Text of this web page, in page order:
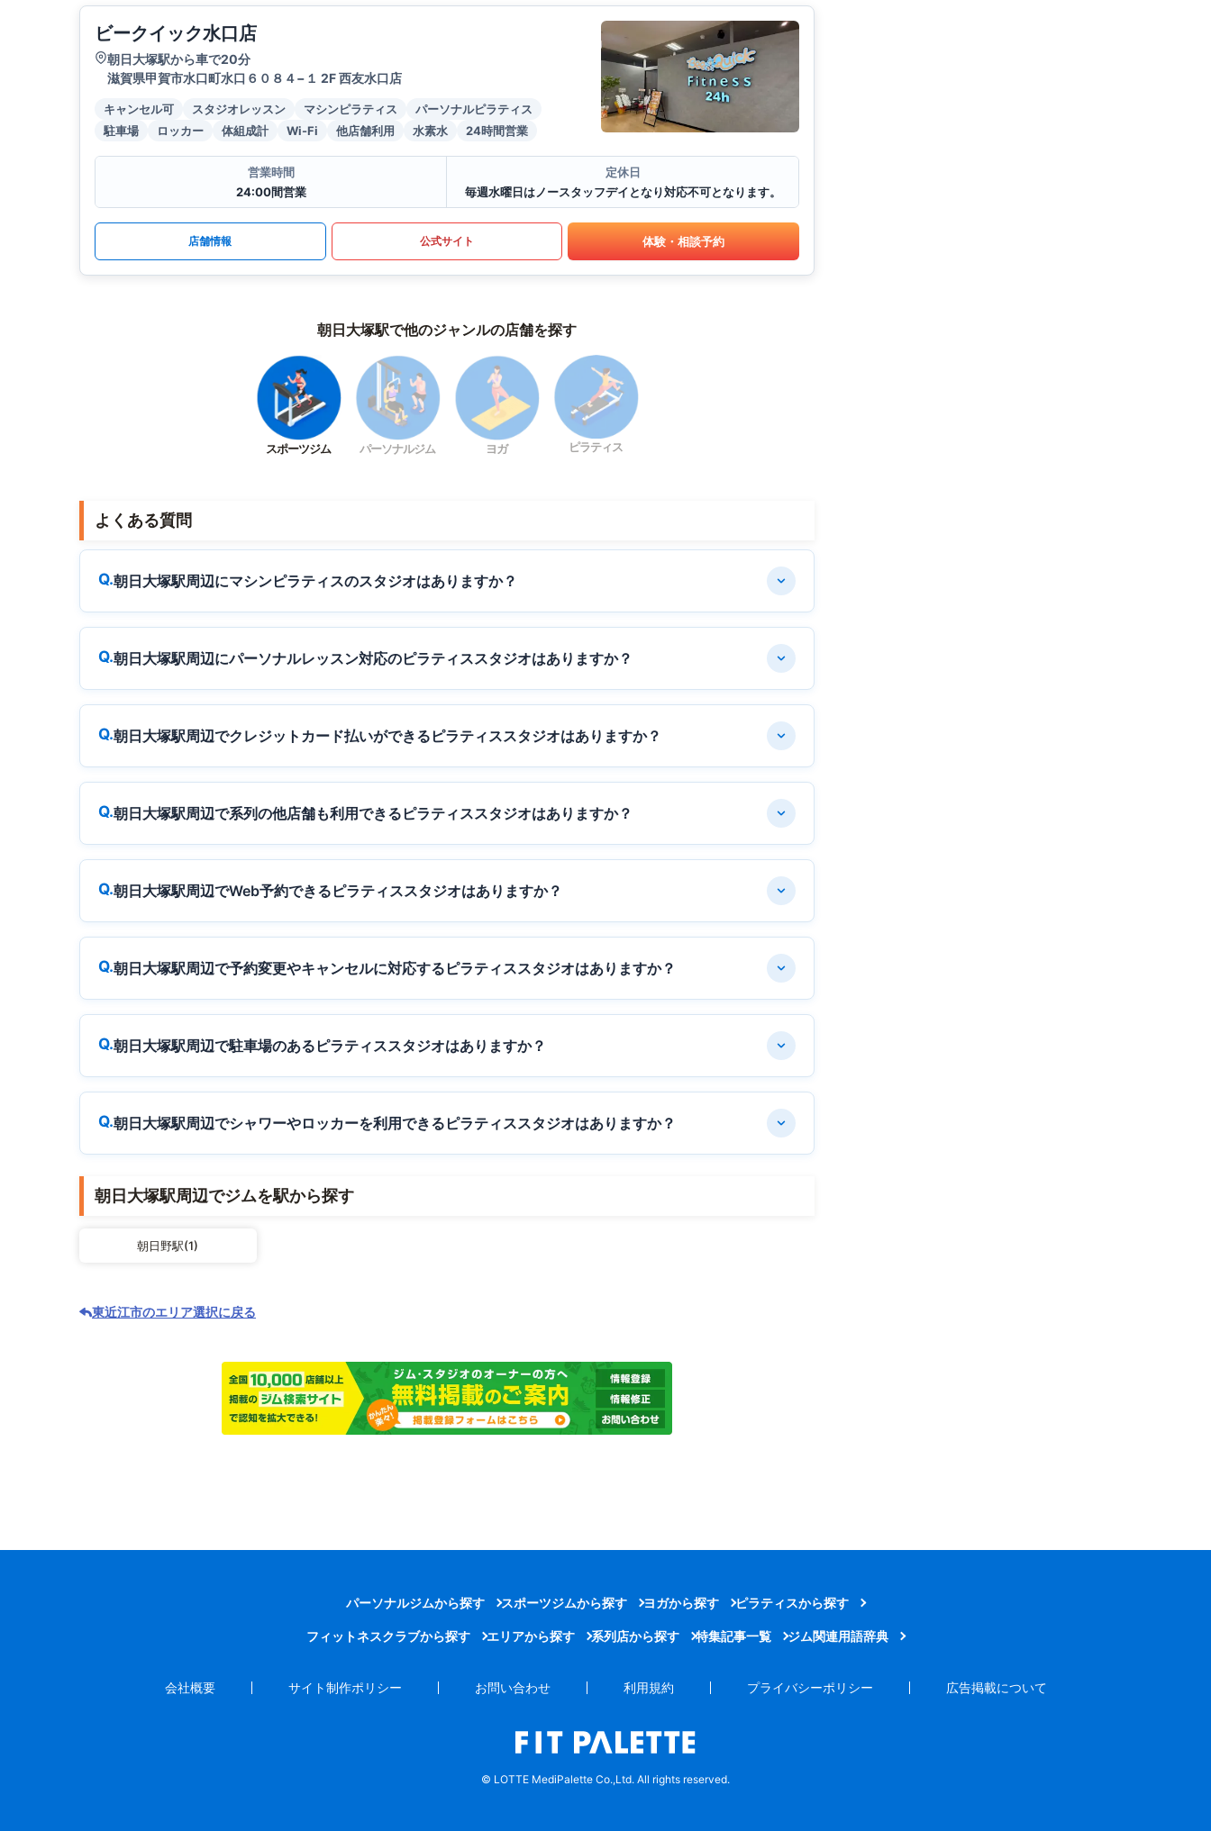
ビークイック水口店
朝日大塚駅から車で20分
滋賀県甲賀市水口町水口６０８４−１ 2F 西友水口店
キャンセル可 スタジオレッスン マシンピラティス
パーソナルピラティス
駐車場
ロッカー 体組成計 Wi-Fi 他店舗利用 水素水 24時間営業
営業時間
24:00間営業
定休日
毎週水曜日はノースタッフデイとなり対応不可となります。
店舗情報 公式サイト 体験・相談予約
朝日大塚駅で他のジャンルの店舗を探す
スポーツジム パーソナルジム ヨガ ピラティス
よくある質問
朝日大塚駅周辺にマシンピラティスのスタジオはありますか？
朝日大塚駅周辺にパーソナルレッスン対応のピラティススタジオはありますか？
朝日大塚駅周辺でクレジットカード払いができるピラティススタジオはありますか？
朝日大塚駅周辺で系列の他店舗も利用できるピラティススタジオはありますか？
朝日大塚駅周辺でWeb予約できるピラティススタジオはありますか？
朝日大塚駅周辺で予約変更やキャンセルに対応するピラティススタジオはありますか？
朝日大塚駅周辺で駐車場のあるピラティススタジオはありますか？
朝日大塚駅周辺でシャワーやロッカーを利用できるピラティススタジオはありますか？
朝日大塚駅周辺でジムを駅から探す
朝日野駅(1)
東近江市のエリア選択に戻る
パーソナルジムから探す スポーツジムから探す ヨガから探す ピラティスから探す
フィットネスクラブから探す エリアから探す 系列店から探す 特集記事一覧 ジム関連用語辞典
会社概要 サイト制作ポリシー お問い合わせ 利用規約 プライバシーポリシー 広告掲載について
© LOTTE MediPalette Co.,Ltd. All rights reserved.